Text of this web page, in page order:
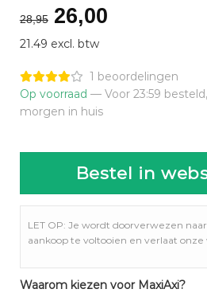
28,95 Oorspronkelijke
prijs
was:
€28,95.
26,00Huidige
€26,00.
21.49 excl. btw
1 beoordelingen
Op voorraad — Voor 23:59 besteld,
morgen in huis
Bestel in
LET OP: Je wordt doorverwezen naar
aankoop te voltooien en verlaat onze
Waarom kiezen voor MaxiAxi?